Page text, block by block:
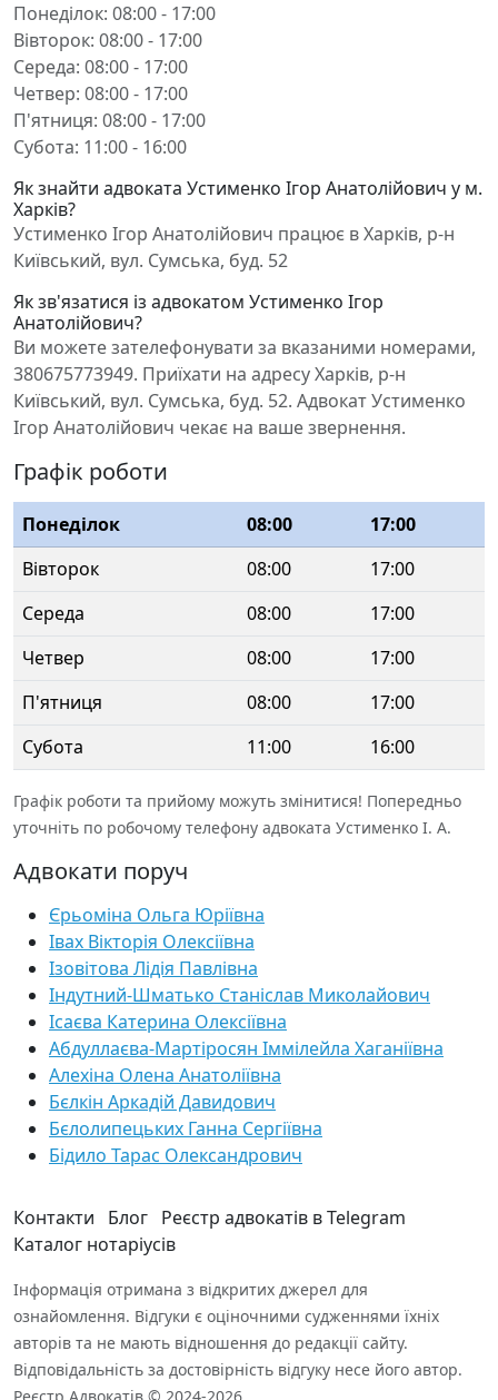
Понеділок: 08:00 - 17:00
Вівторок: 08:00 - 17:00
Середа: 08:00 - 17:00
Четвер: 08:00 - 17:00
П'ятниця: 08:00 - 17:00
Субота: 11:00 - 16:00
Як знайти адвоката Устименко Ігор Анатолійович у м.
Харків?
Устименко Ігор Анатолійович працює в Харків, р-н
Київський, вул. Сумська, буд. 52
Як зв'язатися із адвокатом Устименко Ігор
Анатолійович?
Ви можете зателефонувати за вказаними номерами,
380675773949. Приїхати на адресу Харків, р-н
Київський, вул. Сумська, буд. 52. Адвокат Устименко
Ігор Анатолійович чекає на ваше звернення.
Графік роботи
Понеділок 08:00
17:00
Вівторок
08:00
17:00
Середа
08:00
17:00
Четвер
08:00
17:00
П'ятниця
08:00
17:00
Субота
11:00 16:00
Графік роботи та прийому можуть змінитися! Попередньо
уточніть по робочому телефону адвоката Устименко І. А.
Адвокати поруч
Єрьоміна Ольга Юріївна
Івах Вікторія Олексіївна
Ізовітова Лідія Павлівна
Індутний-Шматько Станіслав Миколайович
Ісаєва Катерина Олексіївна
Абдуллаєва-Мартіросян Іммілейла Хаганіївна
Алехіна Олена Анатоліївна
Бєлкін Аркадій Давидович
Бєлолипецьких Ганна Сергіївна
Бідило Тарас Олександрович
Контакти Блог Реєстр адвокатів в Telegram
Каталог нотаріусів
Інформація отримана з відкритих джерел для
ознайомлення. Відгуки є оціночними судженнями їхніх
авторів та не мають відношення до редакції сайту.
Відповідальність за достовірність відгуку несе його автор.